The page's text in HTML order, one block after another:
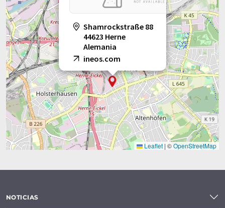
Shamrockstraße 88
44623 Herne
Alemania
ineos.com
Leaflet | ©OpenStreetMap
NOTICIAS